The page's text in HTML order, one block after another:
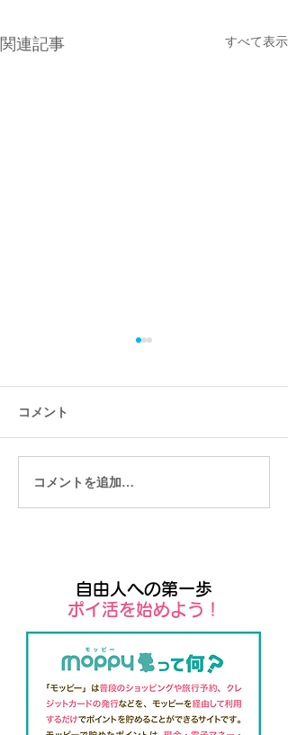
関連記事 すべて表示
ファンを生み出す鍵とは
コメント
コメントを追加…
自由人への第一歩
​ポイ活を始めよう！